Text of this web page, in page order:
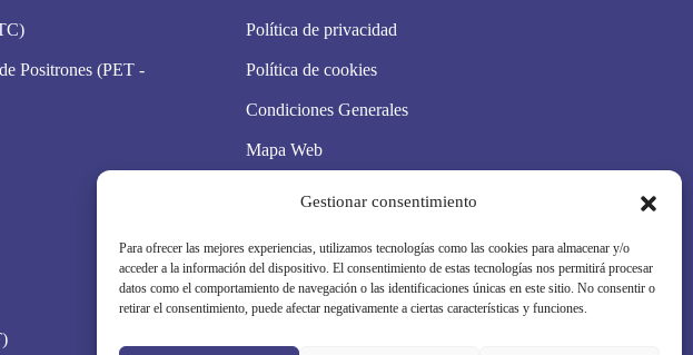
Gestionar consentimiento
Para ofrecer las mejores experiencias, utilizamos tecnologías como las cookies para almacenar y/o
acceder a la información del dispositivo. El consentimiento de estas tecnologías nos permitirá procesar
datos como el comportamiento de navegación o las identificaciones únicas en este sitio. No consentir o
retirar el consentimiento, puede afectar negativamente a ciertas características y funciones.
Positrones (PET -
Política de privacidad
Política de cookies
Condiciones Generales
Mapa Web